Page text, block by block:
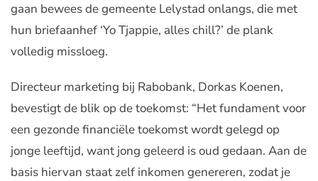
gaan bewees de gemeente Lelystad onlangs, die met
hun briefaanhef ‘Yo Tjappie, alles chill?’ de plank
volledig missloeg.
Directeur marketing bij Rabobank, Dorkas Koenen,
bevestigt de blik op de toekomst: “Het fundament voor
een gezonde financiële toekomst wordt gelegd op
jonge leeftijd, want jong geleerd is oud gedaan. Aan de
basis hiervan staat zelf inkomen genereren, zodat je